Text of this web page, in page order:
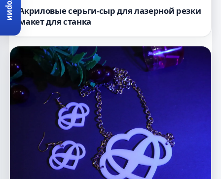
Акриловые серьги-сыр для лазерной резки
макет для станка